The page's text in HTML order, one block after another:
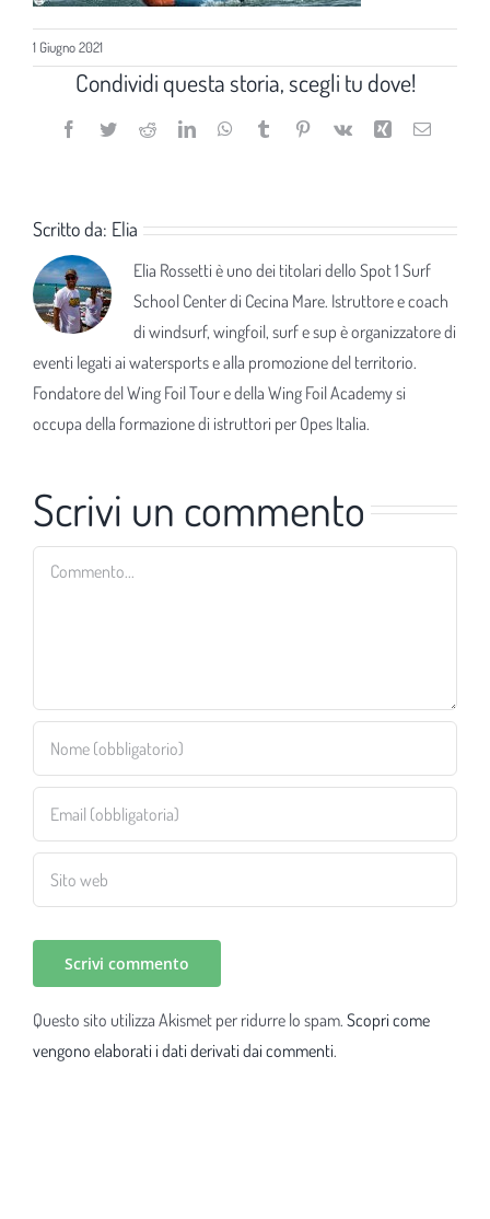
1 Giugno 2021
Condividi questa storia, scegli tu dove!
Facebook
TwitterRedditLinkedInWhatsApp
TumblrPinterest
Vk Xing Email
Scritto da: Elia
Elia Rossetti è uno dei titolari dello Spot 1 Surf
School Center di Cecina Mare. Istruttore e coach
di windsurf, wingfoil, surf e sup è organizzatore di
eventi legati ai watersports e alla promozione del territorio.
Fondatore del Wing Foil Tour e della Wing Foil Academy si
occupa della formazione di istruttori per Opes Italia.
Scrivi un commento
Commento
Questo sito utilizza Akismet per ridurre lo spam. Scopri come
vengono elaborati i dati derivati dai commenti.